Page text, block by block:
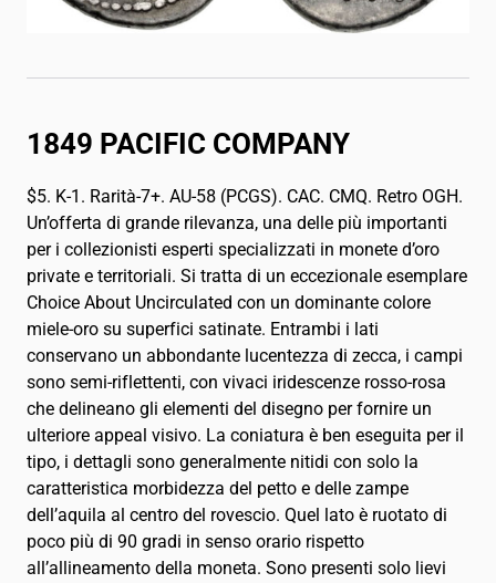
1849 PACIFIC COMPANY
$5. K-1. Rarità-7+. AU-58 (PCGS). CAC. CMQ. Retro OGH.
Un’offerta di grande rilevanza, una delle più importanti
per i collezionisti esperti specializzati in monete d’oro
private e territoriali. Si tratta di un eccezionale esemplare
Choice About Uncirculated con un dominante colore
miele-oro su superfici satinate. Entrambi i lati
conservano un abbondante lucentezza di zecca, i campi
sono semi-riflettenti, con vivaci iridescenze rosso-rosa
che delineano gli elementi del disegno per fornire un
ulteriore appeal visivo. La coniatura è ben eseguita per il
tipo, i dettagli sono generalmente nitidi con solo la
caratteristica morbidezza del petto e delle zampe
dell’aquila al centro del rovescio. Quel lato è ruotato di
poco più di 90 gradi in senso orario rispetto
all’allineamento della moneta. Sono presenti solo lievi